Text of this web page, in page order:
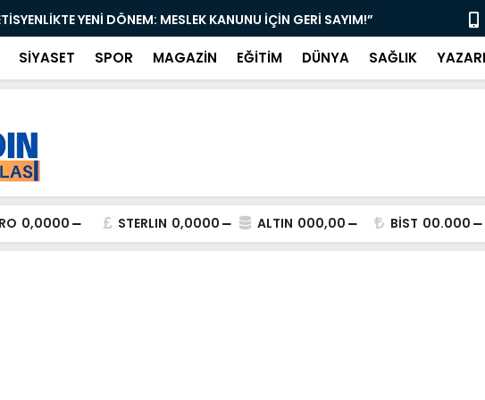
YENİ DÖNEM: MESLEK KANUNU İÇİN GERİ SAYIM!”
SİYASET SPOR MAGAZİN EĞİTİM DÜNYA SAĞLIK
0,0000 STERLIN 0,0000 ALTIN 000,00 BİST 00.000